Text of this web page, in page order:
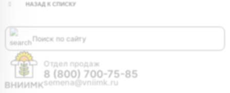
НАЗАД К СПИСКУ
Отдел продаж
8 (800) 700-75-85
semena@vniimk.ru